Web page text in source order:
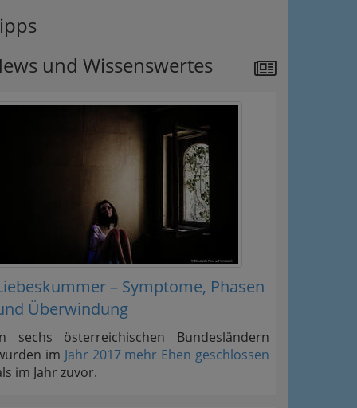
und Wissenswertes
– Symptome, Phasen
Überwindung
sechs österreichischen Bundesländern
im Jahr 2017 mehr Ehen geschlossen
im Jahr zuvor.